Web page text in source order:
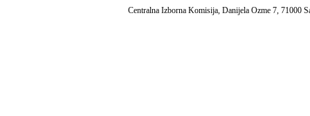
Centralna Izborna Komisija, Danijela Ozme 7, 71000